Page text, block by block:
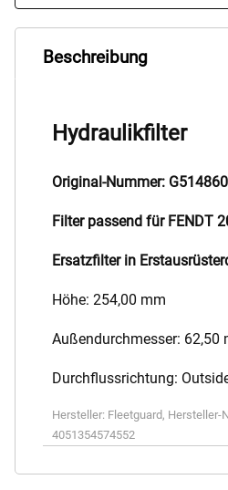
Beschreibung
Hydraulikfilter
Original-Nummer:
Filter passend für FENDT
Ersatzfilter in
Höhe: 254,00 mm
Außendurchmesser: 62,50
Durchflussrichtung:
Hersteller: Fleetguard, Hersteller-
4051354574552